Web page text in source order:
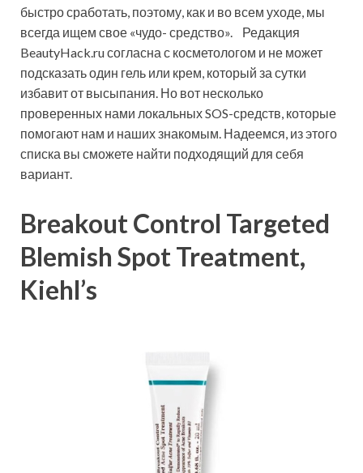
быстро сработать, поэтому, как и во всем уходе, мы
всегда ищем свое «чудо- средство». Редакция
BeautyHack.ru согласна с косметологом и не может
подсказать один гель или крем, который за сутки
избавит от высыпания. Но вот несколько
проверенных нами локальных SOS-средств, которые
помогают нам и наших знакомым. Надеемся, из этого
списка вы сможете найти подходящий для себя
вариант.
Breakout Control Targeted
Blemish Spot Treatment,
Kiehl’s